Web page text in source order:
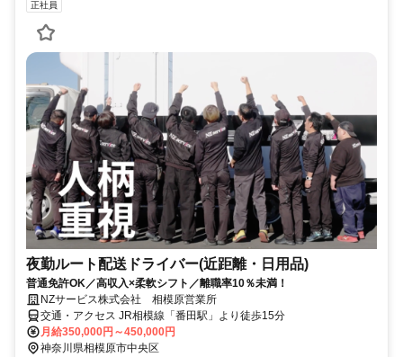
正社員
夜勤ルート配送ドライバー(近距離・日用品)
普通免許OK／高収入×柔軟シフト／離職率10％未満！
NZサービス株式会社 相模原営業所
交通・アクセス JR相模線「番田駅」より徒歩15分
月給350,000円～450,000円
神奈川県相模原市中央区